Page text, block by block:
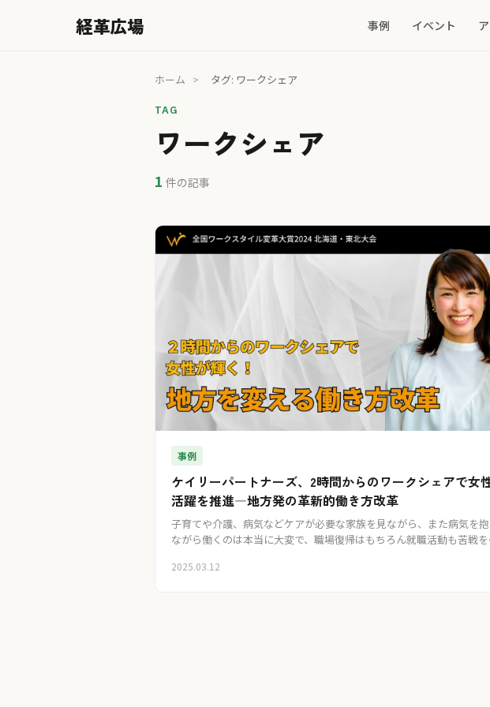
経革広場 事例 イベント
ホーム > タグ: ワークシェア
TAG
ワークシェア
1 件の記事
事例
ケイリーパートナーズ、2時間からのワークシェアで女
活躍を推進―地方発の革新的働き方改革
子育てや介護、病気などケアが必要な家族を見ながら、また病気を
ながら働くのは本当に大変で、職場復帰はもちろん就職活動も苦戦
つの仕事
2025.03.12